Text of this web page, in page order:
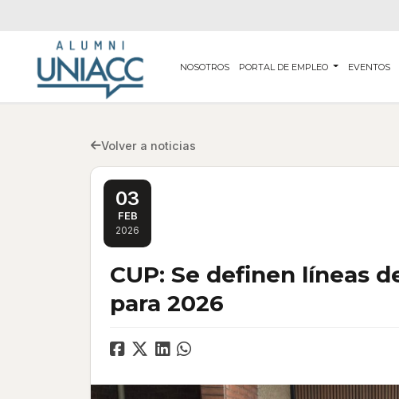
NOSOTROS PORTAL DE EMPLEO EVENTOS
Volver a noticias
03
FEB
2026
CUP: Se definen líneas
para 2026